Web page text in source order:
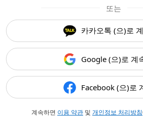
또는
카카오톡 (으)로
Google (으)로 계
Facebook (으)로
계속하면 이용 약관 및 개인정보 처리방침